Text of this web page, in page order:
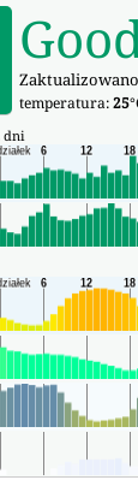
Zaktualizowano
temperatura:25
dni